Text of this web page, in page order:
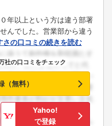
ーしませんか？
年以上という方は違う部署
んでした。営業部から違う
さの口コミの続きを読む
社の口コミをチェック
（無料）
Yahoo!
で登録